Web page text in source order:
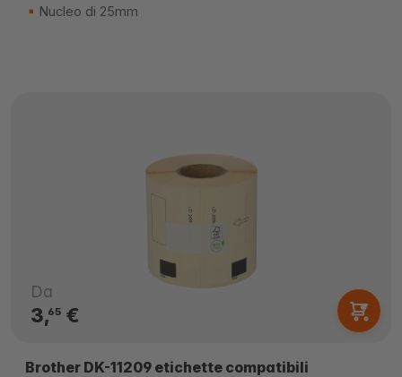
Nucleo di 25mm
Da
3,65€
Brother DK-11209 etichette compatibili